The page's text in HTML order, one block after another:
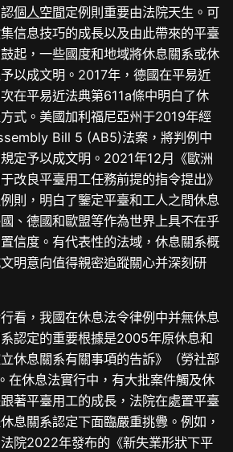
個人空間定例則重要由法院天生。可
信息技巧的成長以及由此帶來的平臺
起，一些國度和地域將休息關系或休
以成文明。2017年，德國在平易近
在平易近法典第611a條中明白了休
式。美國加利福尼亞州于2019年經
Bill 5 (AB5)法案，將判例中
定予以成文明。2021年12月《歐洲
改良平臺用工任務前提的指令提出》
則，明白了鑒定平臺和工人之間休息
、德國和歐盟等作為世界上具不在乎
信度。有代表性的法域，休息關系概
明意向值得親密追蹤關心并深刻研
看，我國在休息法令律例中并無休息
認定的重要根據是2005年原休息和
休息關系有關事項的告訴》（勞社部
在休息法實行中，有大批案件觸及休
著平臺用工的成長，法院在處置平臺
息關系認定下面臨嚴重挑釁。例如，
院2022年發布的《新失業形狀下平